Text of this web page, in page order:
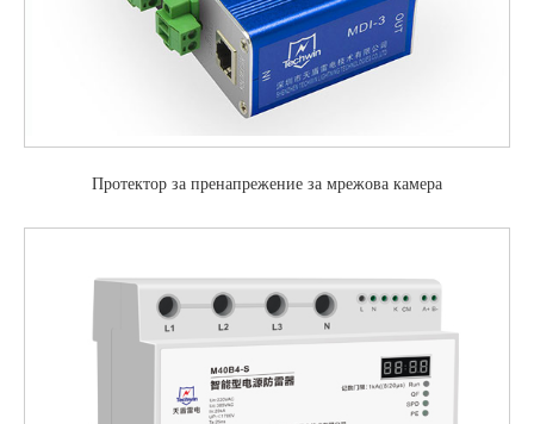
Протектор за пренапрежение за мрежова камера